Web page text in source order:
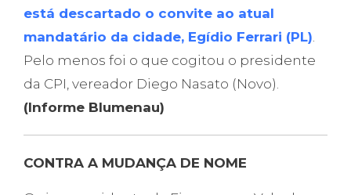
está descartado o convite ao atual
mandatário da cidade, Egídio Ferrari (PL).
Pelo menos foi o que cogitou o presidente
da CPI, vereador Diego Nasato (Novo).
(Informe Blumenau)
CONTRA A MUDANÇA DE NOME